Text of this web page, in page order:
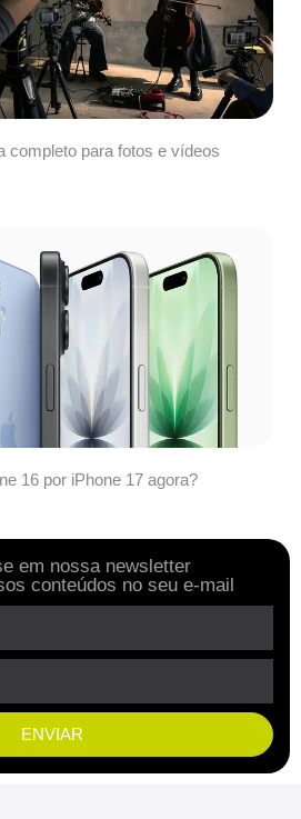
completo para fotos e vídeos
16 por iPhone 17 agora?
em nossa newsletter
conteúdos no seu e-mail
ENVIAR